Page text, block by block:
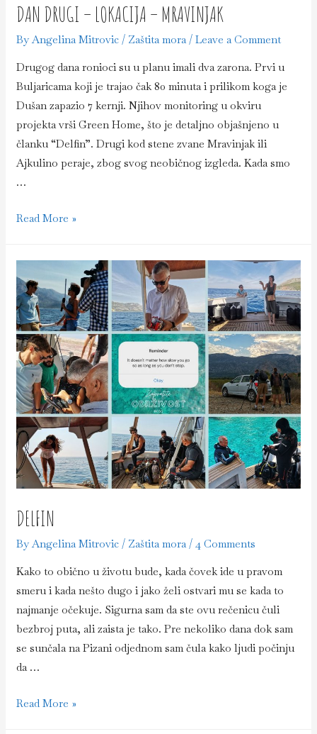
DAN DRUGI – LOKACIJA – MRAVINJAK
ByAngelina Mitrovic / Zaštita mora/Leave a Comment
Drugog dana ronioci su u planu imali dva zarona. Prvi u
Buljaricama koji je trajao čak 80 minuta i prilikom koga je
Dušan zapazio 7 kernji. Njihov monitoring u okviru
projekta vrši Green Home, što je detaljno objašnjeno u
članku “Delfin”. Drugi kod stene zvane Mravinjak ili
Ajkulino peraje, zbog svog neobičnog izgleda. Kada smo
…
Dan
lokacija
–
Mravinjak
Read More »
DELFIN
ByAngelina Mitrovic / Zaštita mora/4 Comments
Kako to obično u životu bude, kada čovek ide u pravom
smeru i kada nešto dugo i jako želi ostvari mu se kada to
najmanje očekuje. Sigurna sam da ste ovu rečenicu čuli
bezbroj puta, ali zaista je tako. Pre nekoliko dana dok sam
se sunčala na Pizani odjednom sam čula kako ljudi počinju
da …
Delfin
Read More »